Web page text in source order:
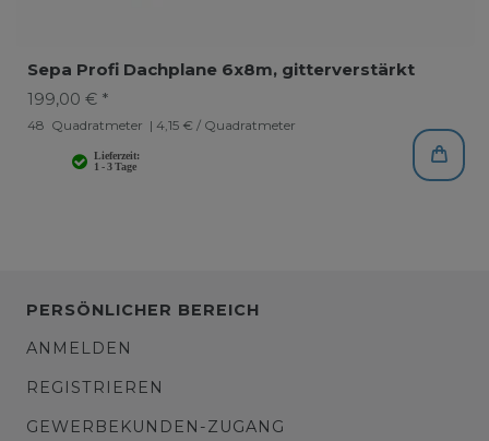
Sepa Profi Dachplane 6x8m, gitterverstärkt
199,00 € *
48 Quadratmeter | 4,15 € / Quadratmeter
PERSÖNLICHER BEREICH
ANMELDEN
REGISTRIEREN
GEWERBEKUNDEN-ZUGANG